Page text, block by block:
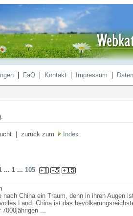
| FaQ| Kontakt| Impressum |
| zurück zum Index
... 1 ... 105
China ein Traum, denn in ihren Augen
Land. China ist das
7000jährigen ...